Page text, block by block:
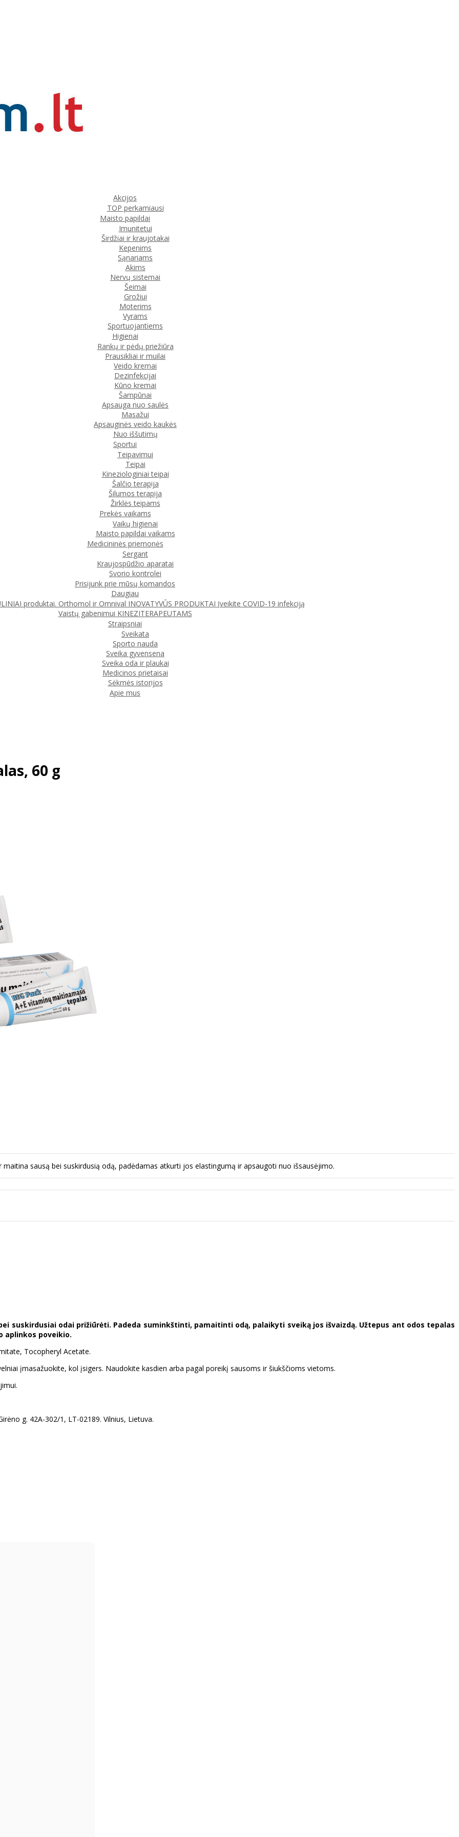
Akcijos
TOP perkamiausi
Maisto papildai
Imunitetui
Širdžiai ir kraujotakai
Kepenims
Sąnariams
Akims
Nervų sistemai
Šeimai
Grožiui
Moterims
Vyrams
Sportuojantiems
Higienai
Rankų ir pėdų priežiūra
Prausikliai ir muilai
Veido kremai
Dezinfekcijai
Kūno kremai
Šampūnai
Apsauga nuo saulės
Masažui
Apsauginės veido kaukės
Nuo iššutimų
Sportui
Teipavimui
Teipai
Kineziologiniai teipai
Šalčio terapija
Šilumos terapija
Žirklės teipams
Prekės vaikams
Vaikų higienai
Maisto papildai vaikams
Medicininės priemonės
Sergant
Kraujospūdžio aparatai
Svorio kontrolei
Prisijunk prie mūsų komandos
Daugiau
produktai. Orthomol ir Omnival INOVATYVŪS PRODUKTAI Įveikite COVID-19 infekciją
Vaistų gabenimui KINEZITERAPEUTAMS
Straipsniai
Sveikata
Sporto nauda
Sveika gyvensena
Sveika oda ir plaukai
Medicinos prietaisai
Sėkmės istorijos
Apie mus
60 g
sausą bei suskirdusią odą, padėdamas atkurti jos elastingumą ir apsaugoti nuo išsausėjimo.
suskirdusiai odai prižiūrėti. Padeda suminkštinti, pamaitinti odą, palaikyti sveiką jos išvaizdą. Užtepus ant odos tepalas
aplinkos poveikio.
Tocopheryl Acetate.
įmasažuokite, kol įsigers. Naudokite kasdien arba pagal poreikį sausoms ir šiukščioms vietoms.
g. 42A-302/1, LT-02189. Vilnius, Lietuva.